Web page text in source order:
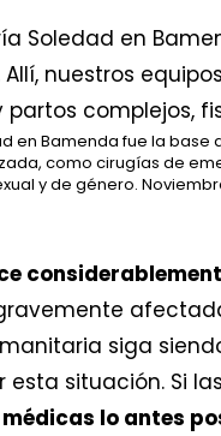
en Bamenda fue la
como cirugías de
y de género.
siga
esta situación. Si
lo antes